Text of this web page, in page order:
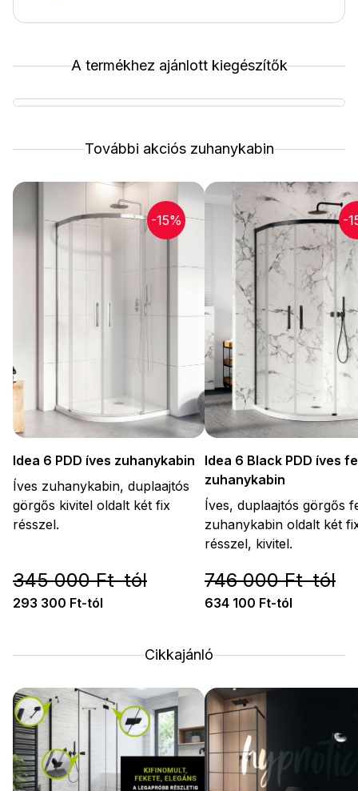
A termékhez ajánlott kiegészítők
További akciós zuhanykabin
-15%
Idea 6 PDD íves zuhanykabin
Íves zuhanykabin, duplaajtós
görgős kivitel oldalt két fix
résszel.
345 000 Ft-tól
293 300 Ft-tól
-
Idea 6 Black PDD íves
zuhanykabin
Íves, duplaajtós görgős
zuhanykabin oldalt két
résszel, kivitel.
746 000 Ft-tól
634 100 Ft-tól
Cikkajánló